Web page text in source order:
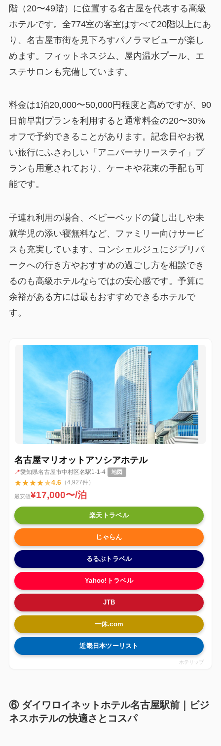
階（20〜49階）に位置する名古屋を代表する高級
ホテルです。全774室の客室はすべて20階以上にあ
り、名古屋市街を見下ろすパノラマビューが楽し
めます。フィットネスジム、屋内温水プール、エ
ステサロンも完備しています。
料金は1泊20,000〜50,000円程度と高めですが、90
日前早割プランを利用すると通常料金の20〜30%
オフで予約できることがあります。記念日やお祝
い旅行にふさわしい「アニバーサリーステイ」プ
ランも用意されており、ケーキや花束の手配も可
能です。
子連れ利用の場合、ベビーベッドの貸し出しや未
就学児の添い寝無料など、ファミリー向けサービ
スも充実しています。コンシェルジュにジブリパ
ークへの行き方やおすすめの過ごし方を相談でき
るのも高級ホテルならではの安心感です。予算に
余裕がある方には最もおすすめできるホテルで
す。
名古屋マリオットアソシアホテル
📍愛知県名古屋市中村区名駅1-1-4 地図
★★★★★4.6（4,927件）
最安値¥17,000〜/泊
楽天トラベル
じゃらん
るるぶトラベル
Yahoo!トラベル
JTB
一休.com
近畿日本ツーリスト
ホテリップ
⑥ ダイワロイネットホテル名古屋駅前｜ビジ
ネスホテルの快適さとコスパ